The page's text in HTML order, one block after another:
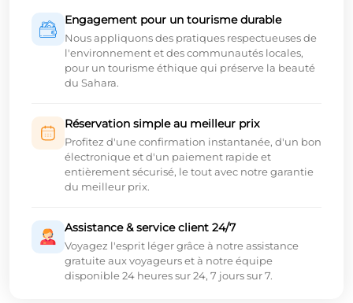
Engagement pour un tourisme durable
Nous appliquons des pratiques respectueuses de
l'environnement et des communautés locales,
pour un tourisme éthique qui préserve la beauté
du Sahara.
Réservation simple au meilleur prix
Profitez d'une confirmation instantanée, d'un bon
électronique et d'un paiement rapide et
entièrement sécurisé, le tout avec notre garantie
du meilleur prix.
Assistance & service client 24/7
Voyagez l'esprit léger grâce à notre assistance
gratuite aux voyageurs et à notre équipe
disponible 24 heures sur 24, 7 jours sur 7.